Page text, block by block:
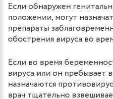
Если обнаружен
положении, могут
препараты
обострения вируса во
Если во время
вируса или он пребывает
назначаются
врач тщательно